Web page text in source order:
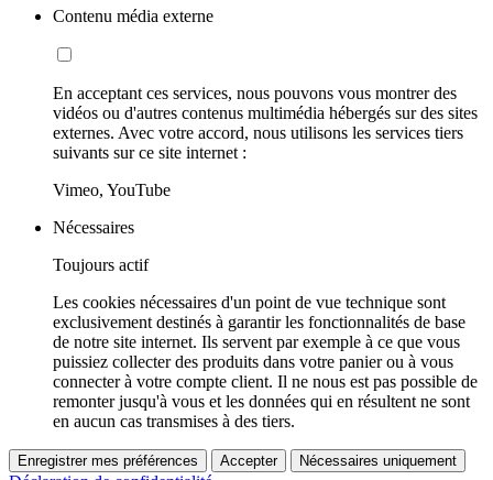
Contenu média externe
En acceptant ces services, nous pouvons vous montrer des
vidéos ou d'autres contenus multimédia hébergés sur des sites
externes. Avec votre accord, nous utilisons les services tiers
suivants sur ce site internet :
Vimeo, YouTube
Nécessaires
Toujours actif
Les cookies nécessaires d'un point de vue technique sont
exclusivement destinés à garantir les fonctionnalités de base
de notre site internet. Ils servent par exemple à ce que vous
puissiez collecter des produits dans votre panier ou à vous
connecter à votre compte client. Il ne nous est pas possible de
remonter jusqu'à vous et les données qui en résultent ne sont
en aucun cas transmises à des tiers.
Enregistrer mes préférences Accepter Nécessaires uniquement